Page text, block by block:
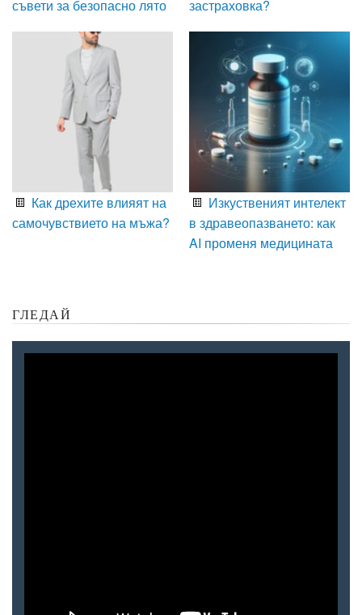
съвети за безопасно лято
застраховка?
Как дрехите влияят на
самочувствието на мъжа?
Изкуственият интелект
в здравеопазването: как
AI променя медицината
ГЛЕДАЙ